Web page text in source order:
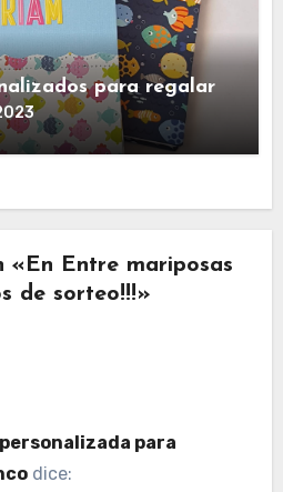
para regalar
«En Entre mariposas
de sorteo!!!»
para
dice: